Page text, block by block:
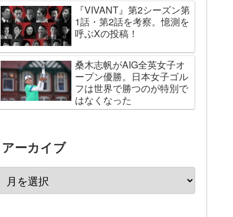
『VIVANT』第2シーズン第
1話・第2話を考察。憶測を
呼ぶXの投稿！
桑木志帆がAIG全英女子オ
ープン優勝。日本女子ゴル
フは世界で勝つのが特別で
はなくなった
アーカイブ